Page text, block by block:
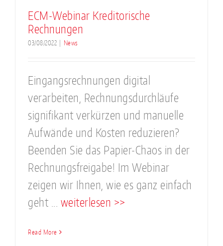
ECM-Webinar Kreditorische
Rechnungen
03/08/2022 News
Eingangsrechnungen digital
verarbeiten, Rechnungsdurchläufe
signifikant verkürzen und manuelle
Aufwände und Kosten reduzieren?
Beenden Sie das Papier-Chaos in der
Rechnungsfreigabe! Im Webinar
zeigen wir Ihnen, wie es ganz einfach
geht ...
weiterlesen >>
Read More